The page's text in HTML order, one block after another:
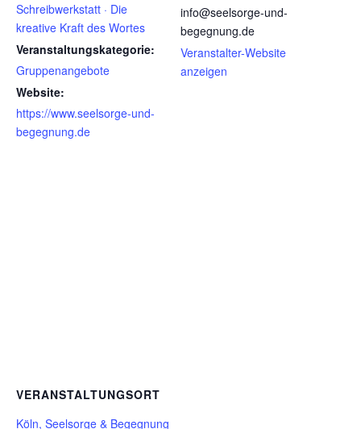
Schreibwerkstatt · Die
kreative Kraft des Wortes
Veranstaltungskategorie:
Gruppenangebote
Website:
https://www.seelsorge-und-
begegnung.de
info@seelsorge-und-
begegnung.de
Veranstalter-Website
anzeigen
VERANSTALTUNGSORT
Köln, Seelsorge & Begegnung